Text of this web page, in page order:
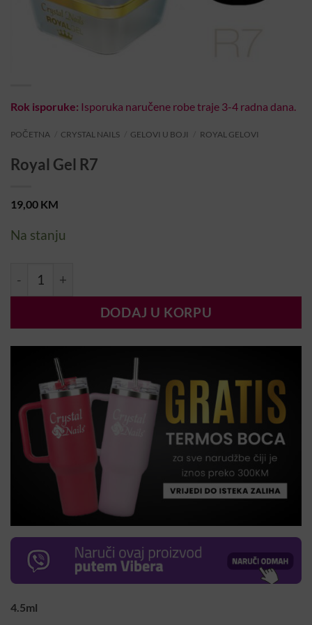
Rok isporuke: Isporuka naručene robe traje 3-4 radna dana.
POČETNA CRYSTAL NAILS GELOVI U BOJI ROYAL GELOVI
Royal Gel R7
19,00 KM
Na stanju
Royal Gel R7 količina
DODAJ U KORPU
4.5ml